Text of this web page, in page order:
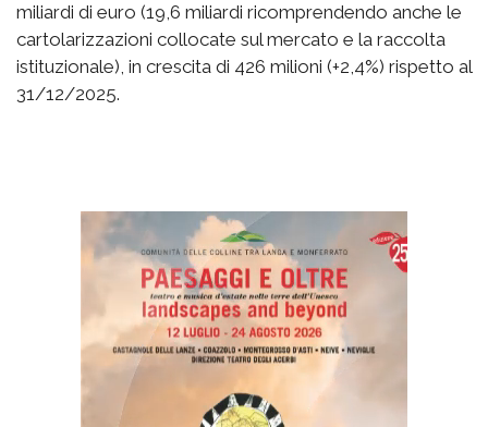
miliardi di euro (19,6 miliardi ricomprendendo anche le
cartolarizzazioni collocate sul mercato e la raccolta
istituzionale), in crescita di 426 milioni (+2,4%) rispetto al
31/12/2025.